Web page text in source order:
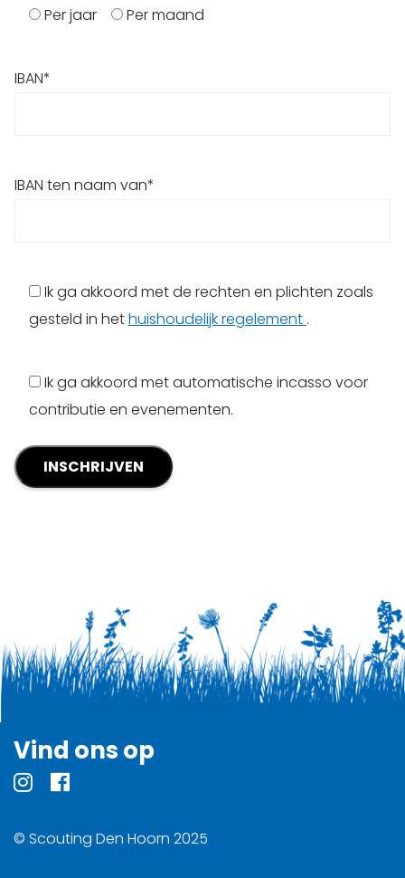
Per jaar Per maand
IBAN*
IBAN ten naam van*
Ik ga akkoord met de rechten en plichten zoals
gesteld in hethuishoudelijk regelement .
Ik ga akkoord met automatische incasso voor
contributie en evenementen.
Vind ons op
© Scouting Den Hoorn 2025